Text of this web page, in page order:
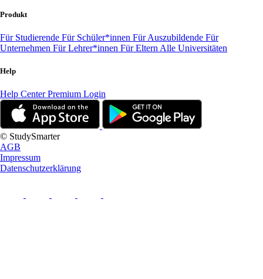
Produkt
Für Studierende Für Schüler*innen Für Auszubildende Für
Unternehmen Für Lehrer*innen Für Eltern Alle Universitäten
Help
Help CenterPremium Login
© StudySmarter
AGB
Impressum
Datenschutzerklärung